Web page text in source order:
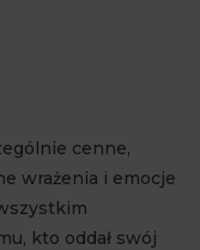
cenne,
wrażenia i emocje
kto oddał swój